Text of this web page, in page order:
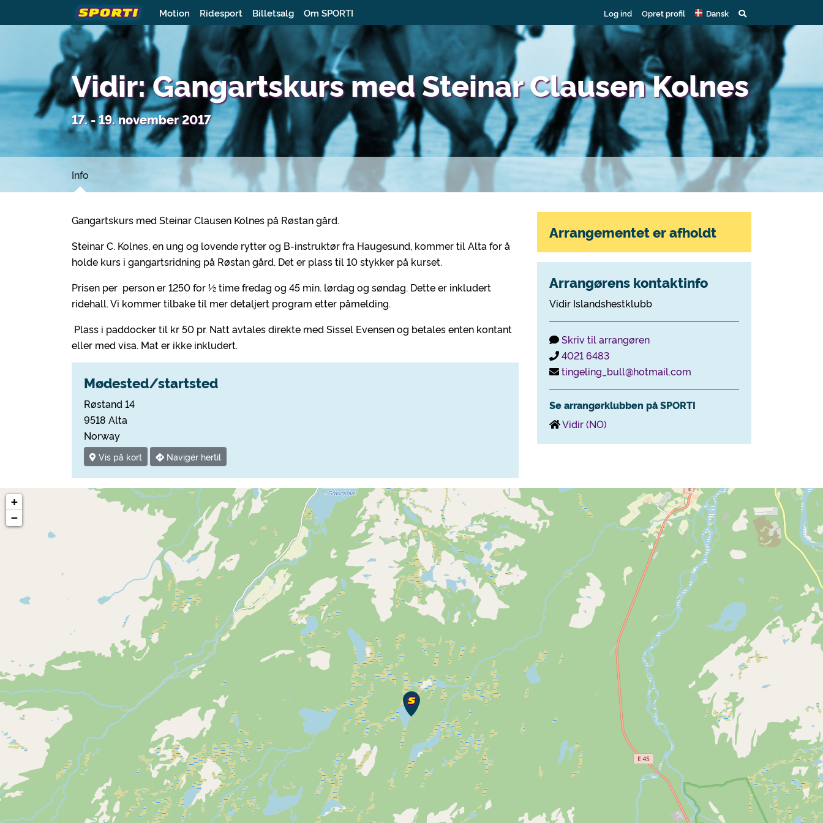
Motion Ridesport Billetsalg Om SPORTI Log ind Opret profil Dansk
Vidir: Gangartskurs med Steinar Clausen Kolnes
17. - 19. november 2017
Info
Gangartskurs med Steinar Clausen Kolnes på Røstan gård.
Steinar C. Kolnes, en ung og lovende rytter og B-instruktør fra Haugesund, kommer til Alta for å
holde kurs i gangartsridning på Røstan gård. Det er plass til 10 stykker på kurset.
Prisen per person er 1250 for ½ time fredag og 45 min. lørdag og søndag. Dette er inkludert
ridehall. Vi kommer tilbake til mer detaljert program etter påmelding.
Plass i paddocker til kr 50 pr. Natt avtales direkte med Sissel Evensen og betales enten kontant
eller med visa. Mat er ikke inkludert.
Mødested/startsted
Røstand 14
9518 Alta
Norway
Vis på kort Navigér hertil
Arrangementet er afholdt
Arrangørens kontaktinfo
Vidir Islandshestklubb
Skriv til arrangøren
4021 6483
tingeling_bull@hotmail.com
Se arrangørklubben på SPORTI
Vidir (NO)
+
−